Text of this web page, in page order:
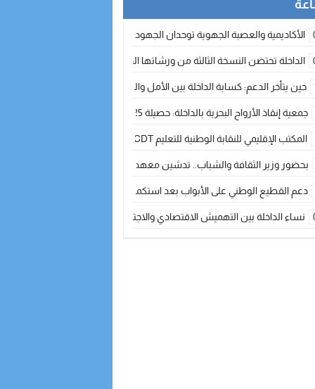
الأكاديمية والعصبة الجهوية توحدان الجهود لتطوير الممارسة الكروية بجهة
الداخلة تحتضن النسخة الثالثة من ورشاتها الدولية: تكوين متخصص في التراث
حين يتأخر الدعم: كسابة الداخلة بين الأمل والقلق ؟
جمعية إنقاذ الأرواح البحرية بالداخلة: حصيلة 2025 بين مهام الإنقاذ ومشروع “دار البحار”
المكتب الإقليمي للنقابة الوطنية للتعليم CDT يجتمع مع المدير الإقليمي لمناقشة ملفات جوهرية لنساء ورجال التعليم
بحضور وزير الثقافة والشباب.. تدشين معهد الموسيقى والفنون الكوريغرافية بالداخلة
دعم القطيع الوطني على الأبواب بعد استكمال الترقيم… الفلاحة المغربية
نساء الداخلة بين التهميش الاقتصادي والاجتماعي… في المؤسسات الإنتاجية